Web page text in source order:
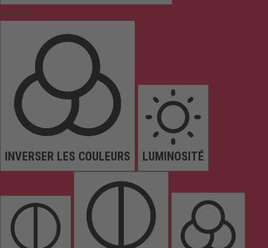
Couleurs
INVERSER LES COULEURS LUMINOSITÉ